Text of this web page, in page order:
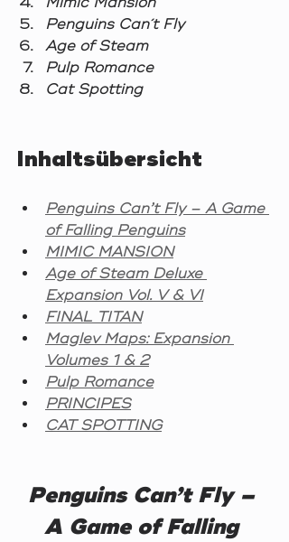
Penguins Can´t Fly
Age of Steam
Pulp Romance
Cat Spotting
Inhaltsübersicht
Penguins Can’t Fly – A Game
of Falling Penguins
MIMIC MANSION
Age of Steam Deluxe
Expansion Vol. V & VI
FINAL TITAN
Maglev Maps: Expansion
Volumes 1 & 2
Pulp Romance
PRINCIPES
CAT SPOTTING
Penguins Can’t Fly –
A Game of Falling